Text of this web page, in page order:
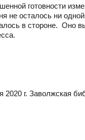
готовности
не осталось ни
в стороне. Оно
г. Заволжская